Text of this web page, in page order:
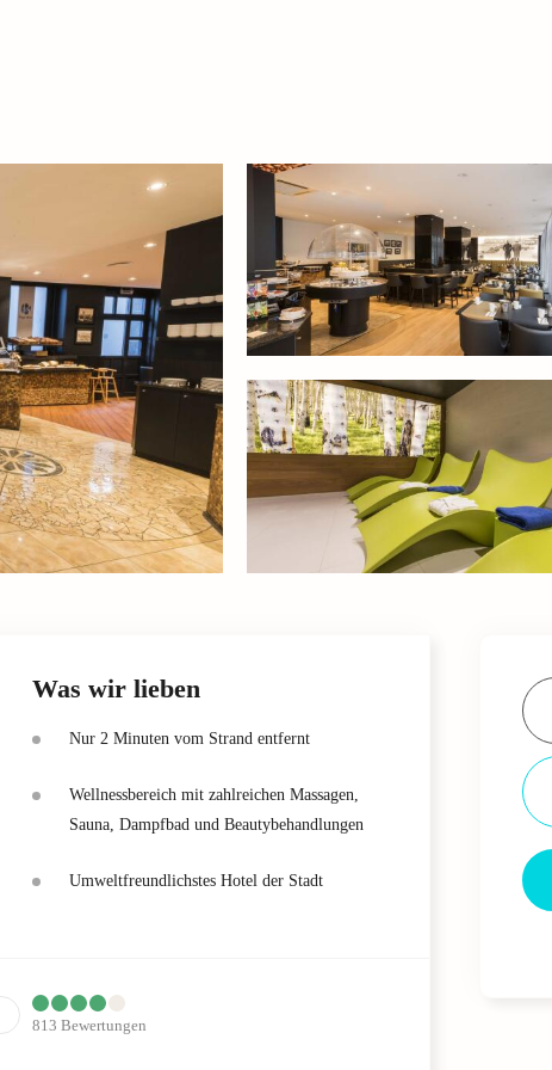
Was wir lieben
Nur 2 Minuten vom Strand entfernt
Wellnessbereich mit zahlreichen Massagen,
Sauna, Dampfbad und Beautybehandlungen
Umweltfreundlichstes Hotel der Stadt
813 Bewertungen